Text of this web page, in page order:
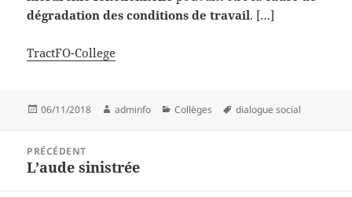
dégradation des conditions de travail. […]
TractFO-College
Publié
06/11/2018 Auteur
adminfo Catégories
Collèges
Mots-
dialogue social
l’article
PRÉCÉDENT
Article
L’aude sinistrée